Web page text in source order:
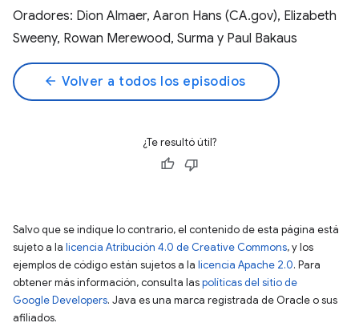
Oradores: Dion Almaer, Aaron Hans (CA.gov), Elizabeth
Sweeny, Rowan Merewood, Surma y Paul Bakaus
arrow_back Volver a todos los episodios
¿Te resultó útil?
Salvo que se indique lo contrario, el contenido de esta página está
sujeto a la licencia Atribución 4.0 de Creative Commons, y los
ejemplos de código están sujetos a la licencia Apache 2.0. Para
obtener más información, consulta laspolíticas del sitio de
Google Developers. Java es una marca registrada de Oracle o sus
afiliados.